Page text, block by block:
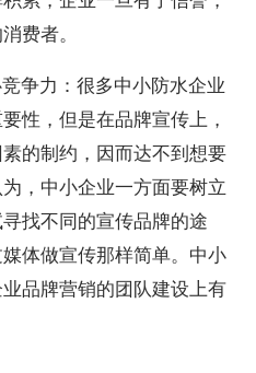
费者。
争力：很多中小防水企业
性，但是在品牌宣传上，
的制约，因而达不到想要
，中小企业一方面要树立
找不同的宣传品牌的途
体做宣传那样简单。中小
品牌营销的团队建设上有